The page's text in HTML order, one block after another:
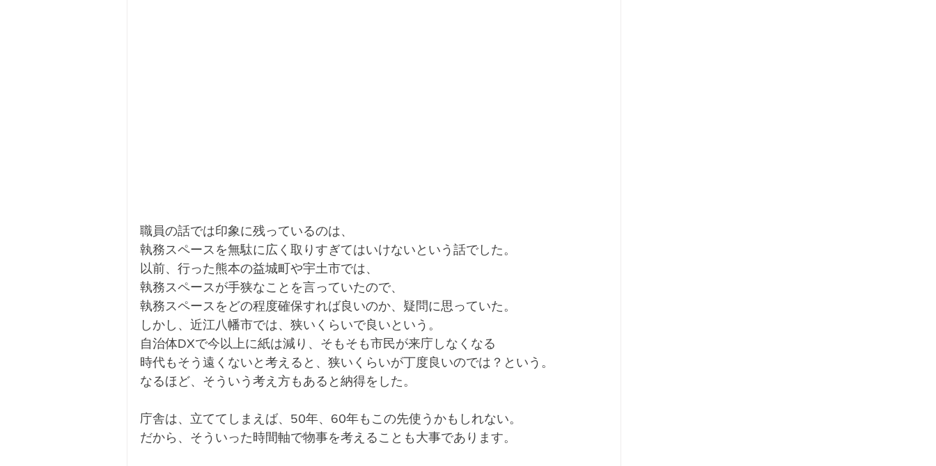
職員の話では印象に残っているのは、
執務スペースを無駄に広く取りすぎてはいけないという話でした。
以前、行った熊本の益城町や宇土市では、
執務スペースが手狭なことを言っていたので、
執務スペースをどの程度確保すれば良いのか、疑問に思っていた。
しかし、近江八幡市では、狭いくらいで良いという。
自治体DXで今以上に紙は減り、そもそも市民が来庁しなくなる
時代もそう遠くないと考えると、狭いくらいが丁度良いのでは？という。
なるほど、そういう考え方もあると納得をした。
庁舎は、立ててしまえば、50年、60年もこの先使うかもしれない。
だから、そういった時間軸で物事を考えることも大事であります。